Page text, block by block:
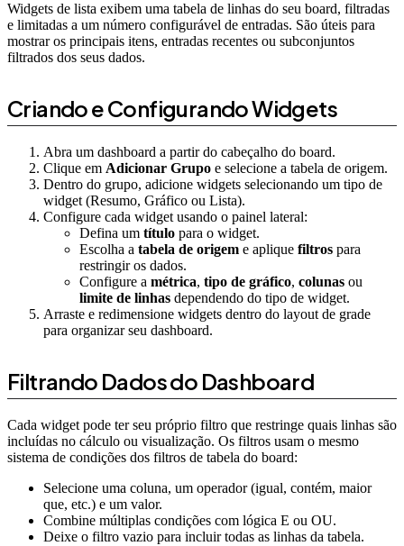
Widgets de lista exibem uma tabela de linhas do seu board, filtradas
e limitadas a um número configurável de entradas. São úteis para
mostrar os principais itens, entradas recentes ou subconjuntos
filtrados dos seus dados.
Criando e Configurando Widgets
Abra um dashboard a partir do cabeçalho do board.
Clique em Adicionar Grupo e selecione a tabela de origem.
Dentro do grupo, adicione widgets selecionando um tipo de
widget (Resumo, Gráfico ou Lista).
Configure cada widget usando o painel lateral:
Defina um título para o widget.
Escolha a tabela de origem e aplique filtros para
restringir os dados.
Configure a métrica, tipo de gráfico, colunas ou
limite de linhas dependendo do tipo de widget.
Arraste e redimensione widgets dentro do layout de grade
para organizar seu dashboard.
Filtrando Dados do Dashboard
Cada widget pode ter seu próprio filtro que restringe quais linhas são
incluídas no cálculo ou visualização. Os filtros usam o mesmo
sistema de condições dos filtros de tabela do board:
Selecione uma coluna, um operador (igual, contém, maior
que, etc.) e um valor.
Combine múltiplas condições com lógica E ou OU.
Deixe o filtro vazio para incluir todas as linhas da tabela.